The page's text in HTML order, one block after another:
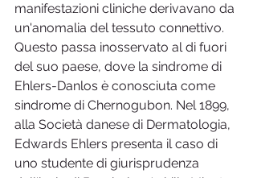
manifestazioni cliniche derivavano da
un'anomalia del tessuto connettivo.
Questo passa inosservato al di fuori
del suo paese, dove la sindrome di
Ehlers-Danlos è conosciuta come
sindrome di Chernogubon. Nel 1899,
alla Società danese di Dermatologia,
Edwards Ehlers presenta il caso di
uno studente di giurisprudenza